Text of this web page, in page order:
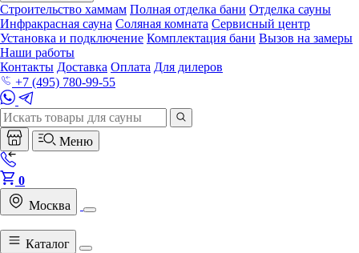
Строительство хаммам Полная отделка бани Отделка сауны
Инфракрасная сауна Соляная комната Сервисный центр
Установка и подключение Комплектация бани Вызов на замеры
Наши работы
Контакты Доставка Оплата Для дилеров
+7 (495) 780-99-55
Меню
0
Москва
Каталог